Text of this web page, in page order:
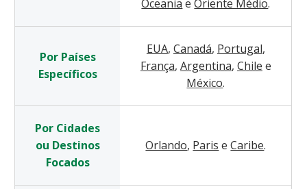
Oceania e Oriente Médio.
Por Países
Específicos
EUA, Canadá, Portugal,
França, Argentina, Chile e
México.
Por Cidades
ou Destinos
Focados
Orlando, Paris e Caribe.